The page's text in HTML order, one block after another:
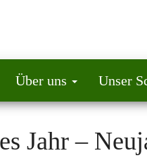
Über uns Unser
Jahr –